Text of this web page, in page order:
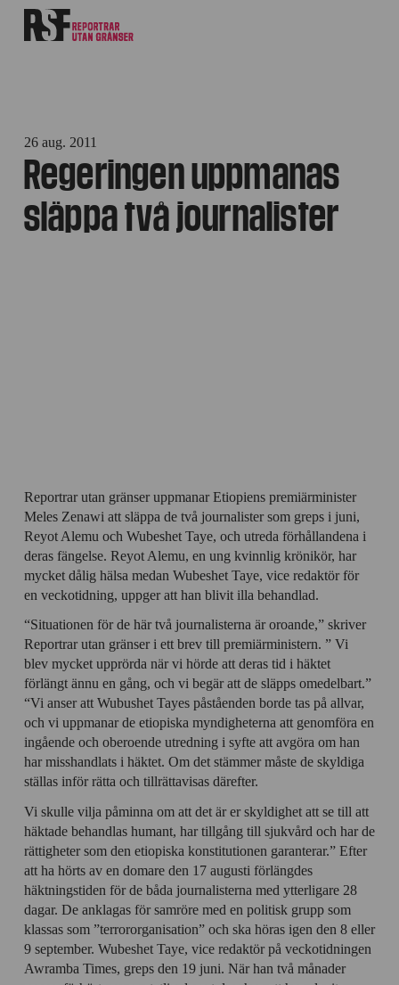
26 aug. 2011
Regeringen uppmanas
släppa två journalister
Reportrar utan gränser uppmanar Etiopiens premiärminister
Meles Zenawi att släppa de två journalister som greps i juni,
Reyot Alemu och Wubeshet Taye, och utreda förhållandena i
deras fängelse. Reyot Alemu, en ung kvinnlig krönikör, har
mycket dålig hälsa medan Wubeshet Taye, vice redaktör för
en veckotidning, uppger att han blivit illa behandlad.
“Situationen för de här två journalisterna är oroande,” skriver
Reportrar utan gränser i ett brev till premiärministern. ” Vi
blev mycket upprörda när vi hörde att deras tid i häktet
förlängt ännu en gång, och vi begär att de släpps omedelbart.”
“Vi anser att Wubushet Tayes påståenden borde tas på allvar,
och vi uppmanar de etiopiska myndigheterna att genomföra en
ingående och oberoende utredning i syfte att avgöra om han
har misshandlats i häktet. Om det stämmer måste de skyldiga
ställas inför rätta och tillrättavisas därefter.
Vi skulle vilja påminna om att det är er skyldighet att se till att
häktade behandlas humant, har tillgång till sjukvård och har de
rättigheter som den etiopiska konstitutionen garanterar.” Efter
att ha hörts av en domare den 17 augusti förlängdes
häktningstiden för de båda journalisterna med ytterligare 28
dagar. De anklagas för samröre med en politisk grupp som
klassas som ”terrororganisation” och ska höras igen den 8 eller
9 september. Wubeshet Taye, vice redaktör på veckotidningen
Awramba Times, greps den 19 juni. När han två månader